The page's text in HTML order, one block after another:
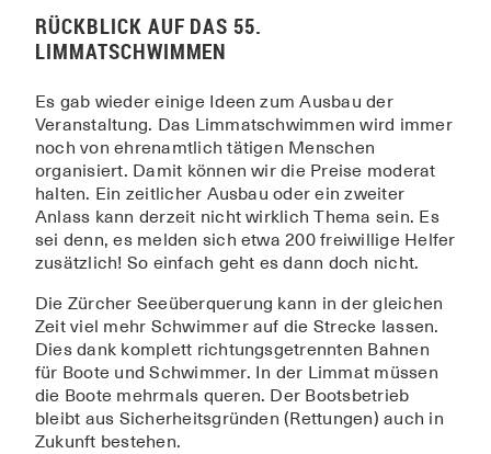
RÜCKBLICK AUF DAS 55.
LIMMATSCHWIMMEN
Es gab wieder einige Ideen zum Ausbau der
Veranstaltung. Das Limmatschwimmen wird immer
noch von ehrenamtlich tätigen Menschen
organisiert. Damit können wir die Preise moderat
halten. Ein zeitlicher Ausbau oder ein zweiter
Anlass kann derzeit nicht wirklich Thema sein. Es
sei denn, es melden sich etwa 200 freiwillige Helfer
zusätzlich! So einfach geht es dann doch nicht.
Die Zürcher Seeüberquerung kann in der gleichen
Zeit viel mehr Schwimmer auf die Strecke lassen.
Dies dank komplett richtungsgetrennten Bahnen
für Boote und Schwimmer. In der Limmat müssen
die Boote mehrmals queren. Der Bootsbetrieb
bleibt aus Sicherheitsgründen (Rettungen) auch in
Zukunft bestehen.